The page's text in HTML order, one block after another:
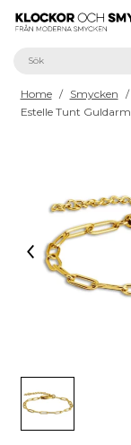
Home / Smycken /
Estelle Tunt